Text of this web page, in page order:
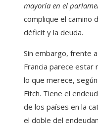
mayoría en el
complique el camino
déficit y la deuda.
Sin embargo, frente
Francia parece estar
lo que merece,
Fitch. Tiene el
de los países en la
el doble del